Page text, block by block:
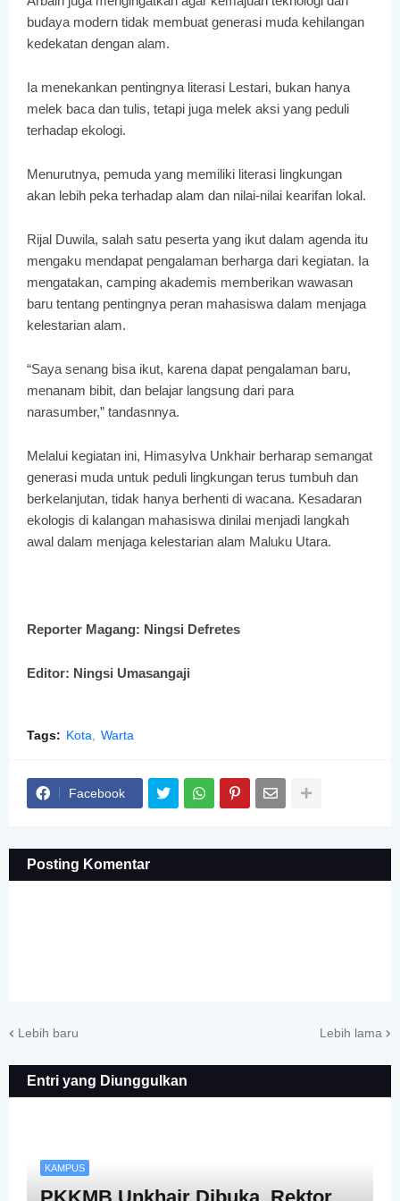
budaya modern tidak membuat generasi muda kehilangan
kedekatan dengan alam.
Ia menekankan pentingnya literasi Lestari, bukan hanya
melek baca dan tulis, tetapi juga melek aksi yang peduli
terhadap ekologi.
Menurutnya, pemuda yang memiliki literasi lingkungan
akan lebih peka terhadap alam dan nilai-nilai kearifan lokal.
Rijal Duwila, salah satu peserta yang ikut dalam agenda itu
mengaku mendapat pengalaman berharga dari kegiatan. Ia
mengatakan, camping akademis memberikan wawasan
baru tentang pentingnya peran mahasiswa dalam menjaga
kelestarian alam.
“Saya senang bisa ikut, karena dapat pengalaman baru,
menanam bibit, dan belajar langsung dari para
narasumber,” tandasnnya.
Melalui kegiatan ini, Himasylva Unkhair berharap semangat
generasi muda untuk peduli lingkungan terus tumbuh dan
berkelanjutan, tidak hanya berhenti di wacana. Kesadaran
ekologis di kalangan mahasiswa dinilai menjadi langkah
awal dalam menjaga kelestarian alam Maluku Utara.
Reporter Magang: Ningsi Defretes
Editor: Ningsi Umasangaji
Tags: Kota Warta
Facebook
Posting Komentar
Lebih baru Lebih lama
Entri yang Diunggulkan
KAMPUS